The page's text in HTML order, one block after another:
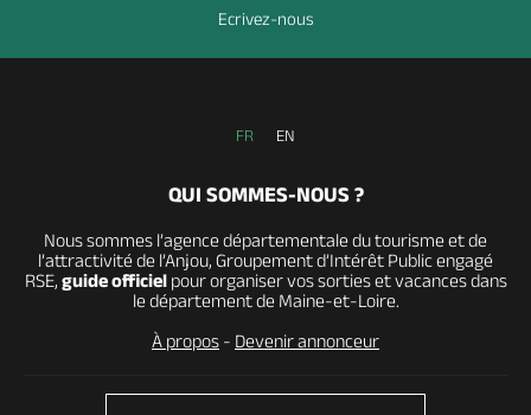
Ecrivez-nous
FR EN
QUI SOMMES-NOUS ?
Nous sommes l’agence départementale du tourisme et de
l’attractivité de l’Anjou, Groupement d’Intérêt Public engagé
RSE, guide officielpour organiser vos sorties et vacances dans
le département de Maine-et-Loire.
À propos - Devenir annonceur